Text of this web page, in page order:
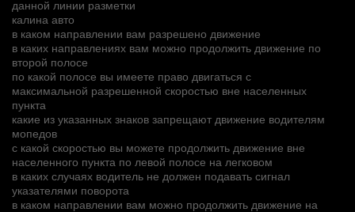
данной линии разметки
калина авто
в каком направлении вам разрешено движение
в каких направлениях вам можно продолжить движение по
второй полосе
по какой полосе вы имеете право двигаться с
максимальной разрешенной скоростью вне населенных
пункта
какие из указанных знаков запрещают движение водителям
мопедов
с какой скоростью вы можете продолжить движение вне
населенного пункта по левой полосе на легковом
в каких случаях водитель не должен подавать сигнал
указателями поворота
в каком направлении вам можно продолжить движение на